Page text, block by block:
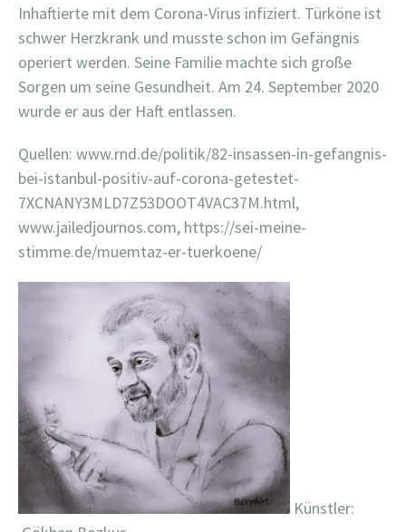
Inhaftierte mit dem Corona-Virus infiziert. Türköne ist
schwer Herzkrank und musste schon im Gefängnis
operiert werden. Seine Familie machte sich große
Sorgen um seine Gesundheit. Am 24. September 2020
wurde er aus der Haft entlassen.
Quellen: www.rnd.de/politik/82-insassen-in-gefangnis-
bei-istanbul-positiv-auf-corona-getestet-
7XCNANY3MLD7Z53DOOT4VAC37M.html,
www.jailedjournos.com, https://sei-meine-
stimme.de/muemtaz-er-tuerkoene/
Künstler: